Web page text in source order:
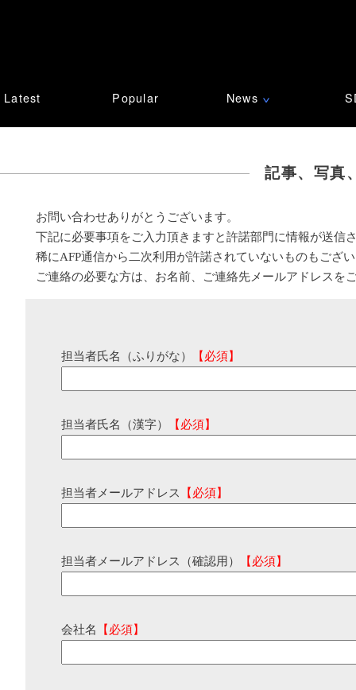
Latest Popular News ∨
記事、写真
お問い合わせありがとうございます。
下記に必要事項をご入力頂きますと許諾部門に情報が送信
稀にAFP通信から二次利用が許諾されていないものもござ
ご連絡の必要な方は、お名前、ご連絡先メールアドレスを
担当者氏名（ふりがな） 【必須】
担当者氏名（漢字） 【必須】
担当者メールアドレス 【必須】
担当者メールアドレス（確認用） 【必須】
会社名 【必須】